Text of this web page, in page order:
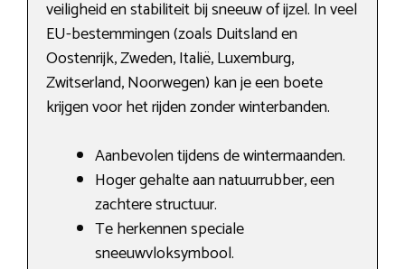
veiligheid en stabiliteit bij sneeuw of ijzel. In veel
EU-bestemmingen (zoals Duitsland en
Oostenrijk, Zweden, Italië, Luxemburg,
Zwitserland, Noorwegen) kan je een boete
krijgen voor het rijden zonder winterbanden.
Aanbevolen tijdens de wintermaanden.
Hoger gehalte aan natuurrubber, een
zachtere structuur.
Te herkennen speciale
sneeuwvloksymbool.